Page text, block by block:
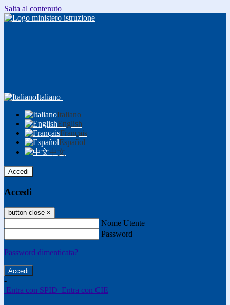
Salta al contenuto
Italiano
Italiano
English
Français
Español
中文
Accedi
Accedi
button close ×
Nome Utente
Password
Password dimenticata?
-
Entra con SPID Entra con CIE